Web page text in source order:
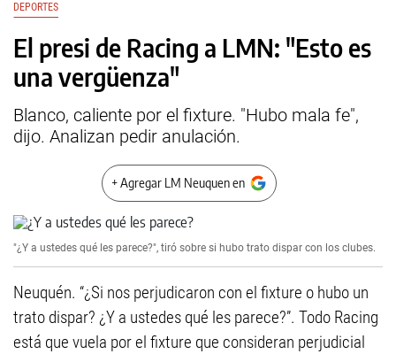
DEPORTES
El presi de Racing a LMN: "Esto es
una vergüenza"
Blanco, caliente por el fixture. "Hubo mala fe",
dijo. Analizan pedir anulación.
+ Agregar LM Neuquen en
"¿Y a ustedes qué les parece?", tiró sobre si hubo trato dispar con los clubes.
Neuquén. “¿Si nos perjudicaron con el fixture o hubo un
trato dispar? ¿Y a ustedes qué les parece?”. Todo Racing
está que vuela por el fixture que consideran perjudicial